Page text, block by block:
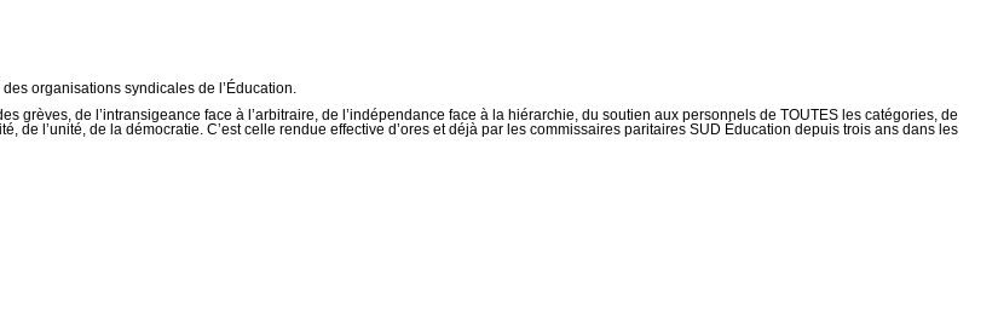
organisations syndicales de l’Éducation.
grèves, de l’intransigeance face à l’arbitraire, de l’indépendance face à la hiérarchie, du soutien aux personnels de TOUTES les catégories, de
de l’unité, de la démocratie. C’est celle rendue effective d’ores et déjà par les commissaires paritaires SUD Éducation depuis trois ans dans les